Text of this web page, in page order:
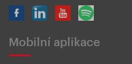
Mobilní aplikace